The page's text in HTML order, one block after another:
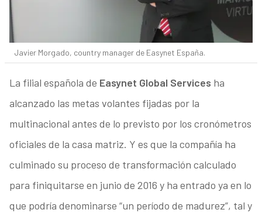
Javier Morgado, country manager de Easynet España.
La filial española de Easynet Global Services ha
alcanzado las metas volantes fijadas por la
multinacional antes de lo previsto por los cronómetros
oficiales de la casa matriz. Y es que la compañía ha
culminado su proceso de transformación calculado
para finiquitarse en junio de 2016 y ha entrado ya en lo
que podría denominarse “un período de madurez”, tal y